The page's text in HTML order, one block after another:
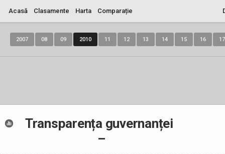
Acasă Clasamente Harta Comparație
2007 08 09 2010 11 12 13 14 15 16 17
Transparența guvernanței
–